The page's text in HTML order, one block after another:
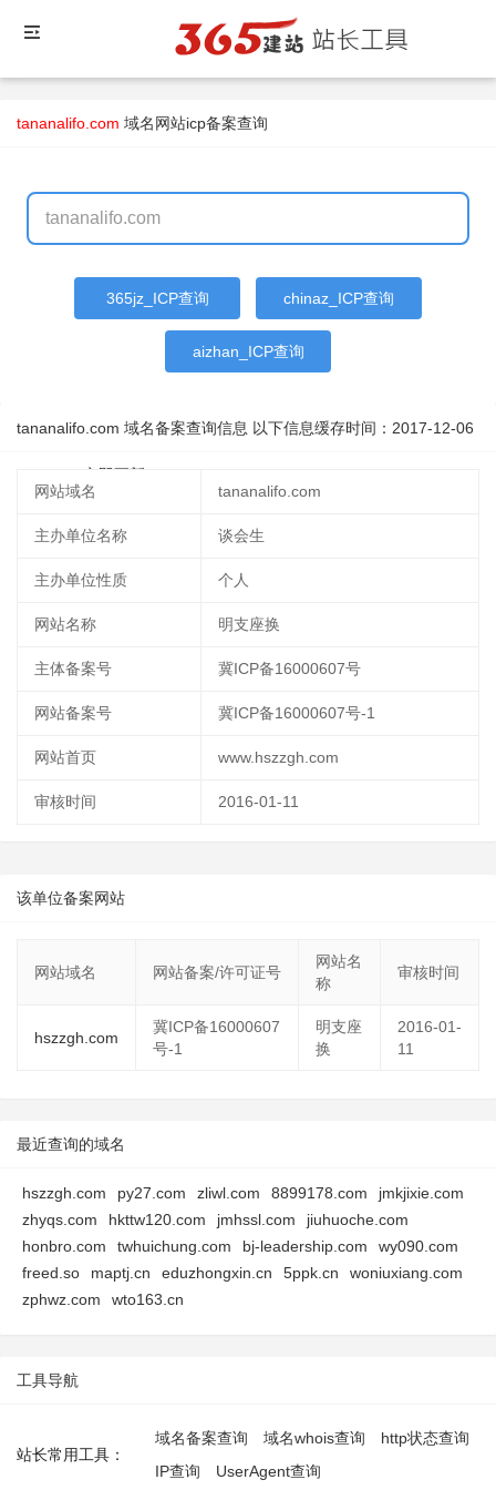
tananalifo.com 域名网站icp备案查询
365jz_ICP查询 chinaz_ICP查询
aizhan_ICP查询
tananalifo.com 域名备案查询信息 以下信息缓存时间： 2017-12-06
立即更新
网站域名
tananalifo.com
主办单位名称 谈会生
主办单位性质 个人
网站名称 明支座换
主体备案号 冀ICP备16000607号
网站备案号 冀ICP备16000607号-1
网站首页 www.hszzgh.com
审核时间 2016-01-11
该单位备案网站
网站域名 网站备案/许可证号
网站名
称
审核时间
hszzgh.com
冀ICP备16000607
号-1
明支座
换
2016-01-
11
最近查询的域名
hszzgh.com py27.com zliwl.com 8899178.com
jmkjixie.com
zhyqs.com
hkttw120.com jmhssl.com
jiuhuoche.com
honbro.com
twhuichung.com bj-leadership.com
wy090.com
freed.so
maptj.cn eduzhongxin.cn 5ppk.cn
woniuxiang.com
zphwz.com
wto163.cn
工具导航
站长常用工具：
域名备案查询 域名whois查询
http状态查询
IP查询
UserAgent查询